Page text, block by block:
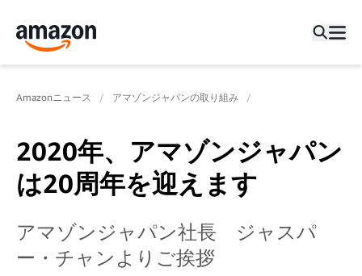
Amazonニュース アマゾンジャパンの取り組み
2020年、アマゾンジャパン
は20周年を迎えます
アマゾンジャパン社長 ジャスパ
ー・チャンよりご挨拶